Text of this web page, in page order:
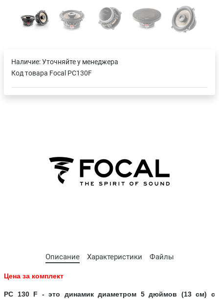
Описание Характеристики Файлы
Цена за комплект
PC 130 F - это динамик диаметром 5 дюймов (13 см) с
Наличие:Уточняйте у менеджера
Код товара Focal PC130F